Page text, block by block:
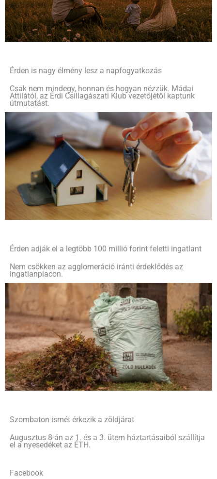
Érden is nagy élmény lesz a napfogyatkozás
Csak nem mindegy, honnan és hogyan nézzük. Mádai
Attilától, az Érdi Csillagászati Klub vezetőjétől kaptunk
útmutatást.
Érden adják el a legtöbb 100 millió forint feletti ingatlant
Nem csökken az agglomeráció iránti érdeklődés az
ingatlanpiacon.
Szombaton ismét érkezik a zöldjárat
Augusztus 8-án az 1. és a 3. ütem háztartásaiból szállítja
el a nyesedéket az ÉTH.
Facebook